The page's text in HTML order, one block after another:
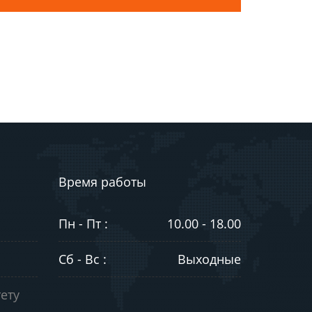
Время работы
Пн - Пт : 10.00 - 18.00
Сб - Вс : Выходные